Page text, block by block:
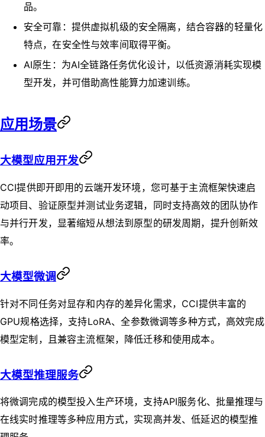
品。
安全可靠：提供虚拟机级的安全隔离，结合容器的轻量化
特点，在安全性与效率间取得平衡。
AI原生：为AI全链路任务优化设计，以低资源消耗实现模
型开发，并可借助高性能算力加速训练。
应用场景
大模型应用开发
CCI提供即开即用的云端开发环境，您可基于主流框架快速启
动项目、验证原型并测试业务逻辑，同时支持高效的团队协作
与并行开发，显著缩短从想法到原型的研发周期，提升创新效
率。
大模型微调
针对不同任务对显存和内存的差异化需求，CCI提供丰富的
GPU规格选择，支持LoRA、全参数微调等多种方式，高效完成
模型定制，且兼容主流框架，降低迁移和使用成本。
大模型推理服务
将微调完成的模型投入生产环境，支持API服务化、批量推理与
在线实时推理等多种应用方式，实现高并发、低延迟的模型推